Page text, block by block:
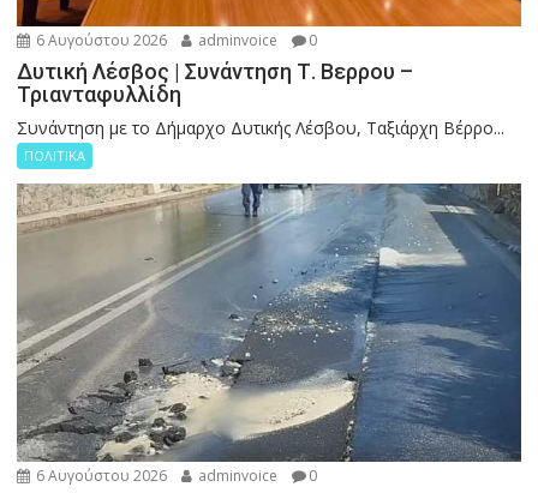
6 Αυγούστου 2026 adminvoice 0
Δυτική Λέσβος | Συνάντηση Τ. Βερρου –
Τριανταφυλλίδη
Συνάντηση με το Δήμαρχο Δυτικής Λέσβου, Ταξιάρχη Βέρρο...
ΠΟΛΙΤΙΚΑ
6 Αυγούστου 2026 adminvoice 0